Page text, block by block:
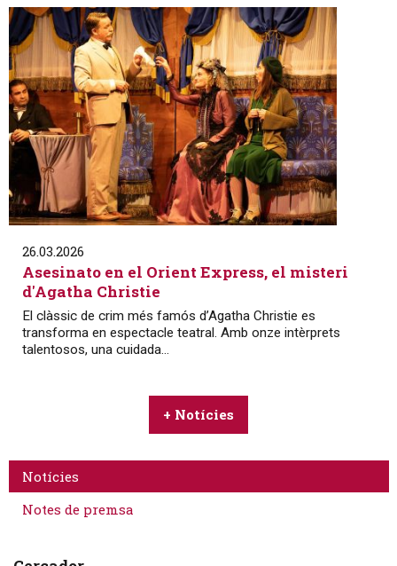
26.03.2026
Asesinato en el Orient Express, el misteri
d'Agatha Christie
El clàssic de crim més famós d’Agatha Christie es
transforma en espectacle teatral. Amb onze intèrprets
talentosos, una cuidada...
+ Notícies
Notícies
Notes de premsa